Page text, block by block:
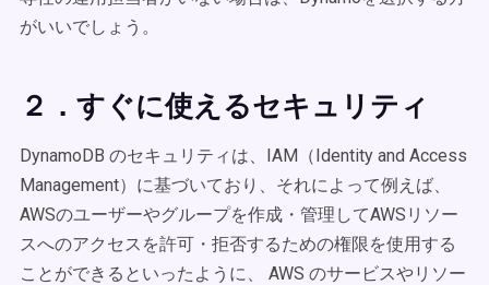
がいいでしょう。
２．すぐに使えるセキュリティ
DynamoDB のセキュリティは、IAM（Identity and Access
Management）に基づいており、それによって例えば、
AWSのユーザーやグループを作成・管理してAWSリソー
スへのアクセスを許可・拒否するための権限を使用する
ことができるといったように、 AWS のサービスやリソー